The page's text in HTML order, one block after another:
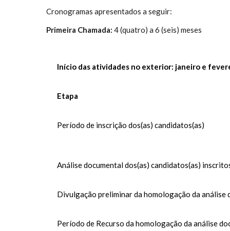
Cronogramas apresentados a seguir:
Primeira Chamada: 4 (quatro) a 6 (seis) meses
Início das atividades no exterior: janeiro e
Etapa
Período de inscrição dos(as) candidatos(as)
Análise documental dos(as) candidatos(as)
Divulgação preliminar da homologação da análise
Período de Recurso da homologação da análise